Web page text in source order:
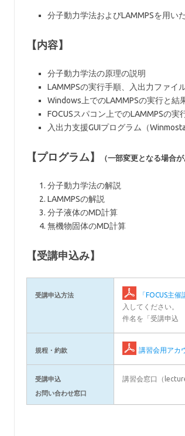
分子動力学法およびLAMMPSを用い
【内容】
分子動力学法の原理の説明
LAMMPSの実行手順、入出力ファイ
Windows上でのLAMMPSの実行と結
FOCUSスパコン上でのLAMMPSの実
入出力支援GUIプログラム（
【プログラム】 （一部変更となる場合が
分子動力学法の解説
LAMMPSの解説
分子液体のMD計算
無機物固体のMD計算
【受講申込み】
受講申込方法 「FOCUS主
入してください。
件名を「受講申込
規程・約款 講習会用アカ
受講申込
お問い合わせ窓口
講習会窓口（